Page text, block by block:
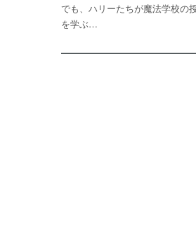
でも、ハリーたちが魔法学校の
を学ぶ…